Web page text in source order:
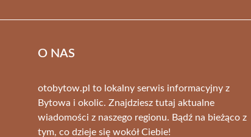
O NAS
otobytow.pl to lokalny serwis informacyjny z
Bytowa i okolic. Znajdziesz tutaj aktualne
wiadomości z naszego regionu. Bądź na bieżąco z
tym, co dzieje się wokół Ciebie!